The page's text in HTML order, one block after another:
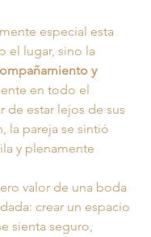
especial esta
el lugar, sino la
y
en todo el
de estar lejos de sus
la pareja se sintió
y plenamente
valor de una boda
crear un espacio
sienta seguro,